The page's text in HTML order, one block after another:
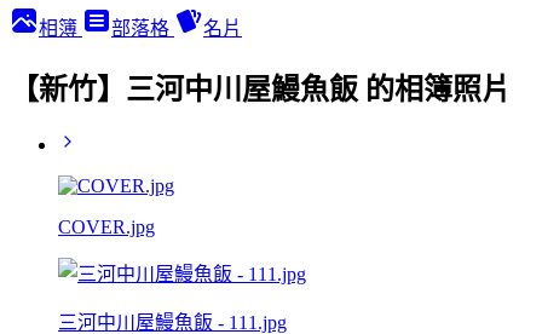
相簿 部落格 名片
【新竹】三河中川屋鰻魚飯 的相簿照片
COVER.jpg
三河中川屋鰻魚飯 - 111.jpg